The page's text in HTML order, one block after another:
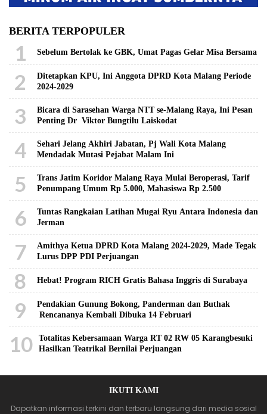
BERITA TERPOPULER
1 Sebelum Bertolak ke GBK, Umat Pagas Gelar Misa Bersama
2
Ditetapkan KPU, Ini Anggota DPRD Kota Malang Periode
2024-2029
3
Bicara di Sarasehan Warga NTT se-Malang Raya, Ini Pesan
Penting Dr Viktor Bungtilu Laiskodat
4
Sehari Jelang Akhiri Jabatan, Pj Wali Kota Malang
Mendadak Mutasi Pejabat Malam Ini
5
Trans Jatim Koridor Malang Raya Mulai Beroperasi, Tarif
Penumpang Umum Rp 5.000, Mahasiswa Rp 2.500
6
Tuntas Rangkaian Latihan Mugai Ryu Antara Indonesia dan
Jerman
7
Amithya Ketua DPRD Kota Malang 2024-2029, Made Tegak
Lurus DPP PDI Perjuangan
8 Hebat! Program RICH Gratis Bahasa Inggris di Surabaya
9
Pendakian Gunung Bokong, Panderman dan Buthak
Rencananya Kembali Dibuka 14 Februari
10
Totalitas Kebersamaan Warga RT 02 RW 05 Karangbesuki
Hasilkan Teatrikal Bernilai Perjuangan
IKUTI KAMI
Dapatkan informasi terkini dan terbaru langsung dari media sosial